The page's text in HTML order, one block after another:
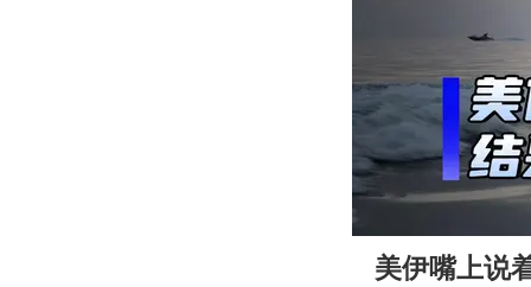
美伊嘴上说